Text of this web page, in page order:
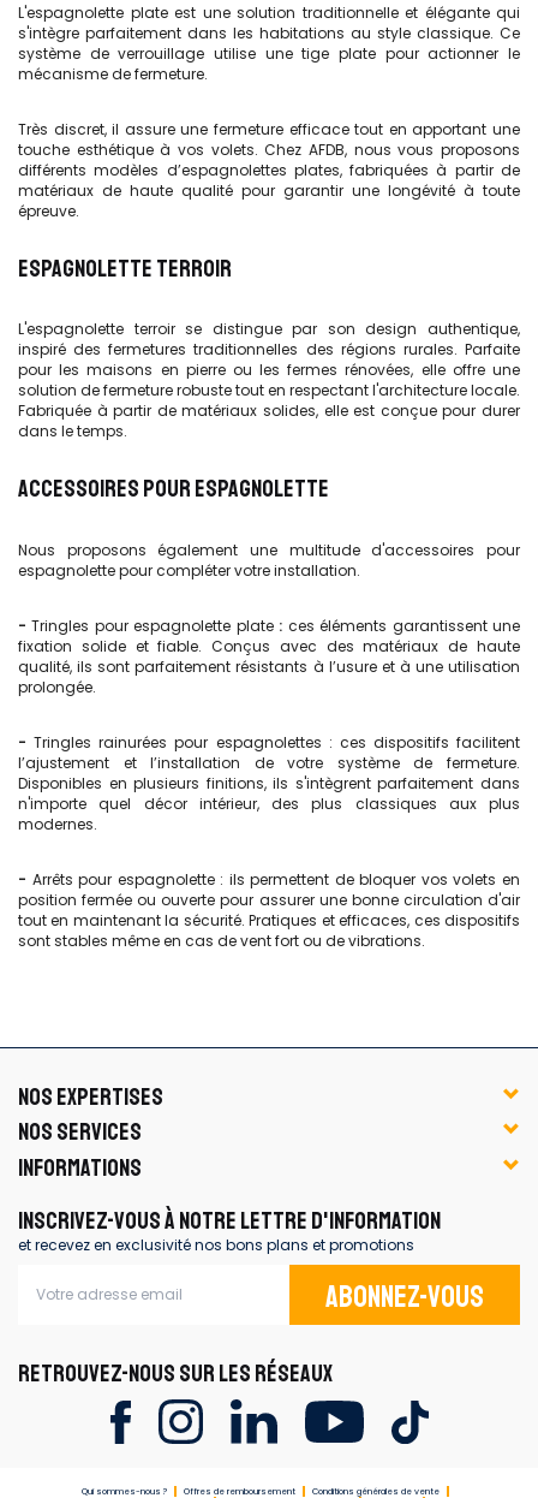
L'espagnolette plate est une solution traditionnelle et élégante qui
s'intègre parfaitement dans les habitations au style classique. Ce
système de verrouillage utilise une tige plate pour actionner le
mécanisme de fermeture.
Très discret, il assure une fermeture efficace tout en apportant une
touche esthétique à vos volets. Chez AFDB, nous vous proposons
différents modèles d’espagnolettes plates, fabriquées à partir de
matériaux de haute qualité pour garantir une longévité à toute
épreuve.
ESPAGNOLETTE TERROIR
L'espagnolette terroir se distingue par son design authentique,
inspiré des fermetures traditionnelles des régions rurales. Parfaite
pour les maisons en pierre ou les fermes rénovées, elle offre une
solution de fermeture robuste tout en respectant l'architecture locale.
Fabriquée à partir de matériaux solides, elle est conçue pour durer
dans le temps.
ACCESSOIRES POUR ESPAGNOLETTE
Nous proposons également une multitude d'accessoires pour
espagnolette pour compléter votre installation.
-Tringles pour espagnolette plate: ces éléments garantissent une
fixation solide et fiable. Conçus avec des matériaux de haute
qualité, ils sont parfaitement résistants à l’usure et à une utilisation
prolongée.
-Tringles rainurées pour espagnolettes : ces dispositifs facilitent
l’ajustement et l’installation de votre système de fermeture.
Disponibles en plusieurs finitions, ils s'intègrent parfaitement dans
n'importe quel décor intérieur, des plus classiques aux plus
modernes.
- Arrêts pour espagnolette : ils permettent de bloquer vos volets en
position fermée ou ouverte pour assurer une bonne circulation d'air
tout en maintenant la sécurité. Pratiques et efficaces, ces dispositifs
sont stables même en cas de vent fort ou de vibrations.
NOS EXPERTISES
NOS SERVICES
INFORMATIONS
INSCRIVEZ-VOUS À NOTRE LETTRE D'INFORMATION
et recevez en exclusivité nos bons plans et promotions
Abonnez-vous
RETROUVEZ-NOUS SUR LES RÉSEAUX
Qui sommes-nous ? Offres de remboursement
Conditions générales de vente